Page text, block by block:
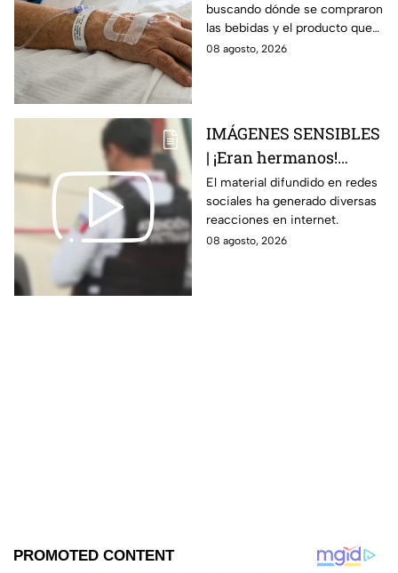
por ingerir bebidas
alcohólicas
adulteradas en Celaya:
buscando dónde se compraron
las bebidas y el producto que
causó la intoxicación.
08 agosto, 2026
IMÁGENES SENSIBLES
| ¡Eran hermanos!
Captan brut4l agresión
contra un hombre que
perdió la vid4
El material difundido en redes
sociales ha generado diversas
reacciones en internet.
08 agosto, 2026